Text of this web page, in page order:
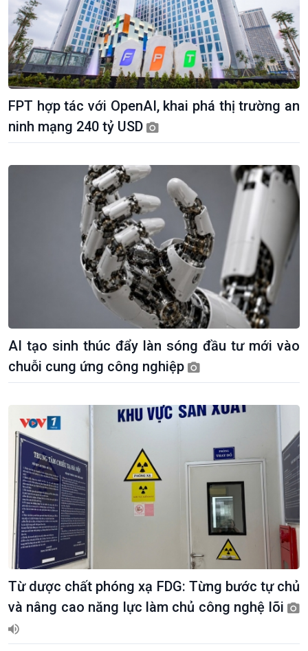
Giới thiệu
Thời sự 6h
Thời sự 18h
Thời sự 21h30
Bản tin
Chuyên mục
Theo dòng Thời sự
FPT hợp tác với OpenAI, khai phá thị trường an
ninh mạng 240 tỷ USD
AI tạo sinh thúc đẩy làn sóng đầu tư mới vào
chuỗi cung ứng công nghiệp
Từ dược chất phóng xạ FDG: Từng bước tự chủ
và nâng cao năng lực làm chủ công nghệ lõi